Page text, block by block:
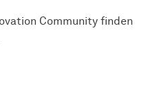
Community finden